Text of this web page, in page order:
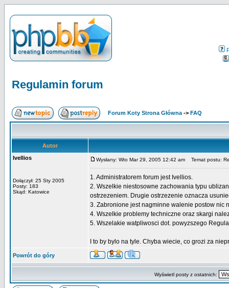
Regulamin forum
Forum Koty Strona Główna -> FAQ
Autor
Ivellios
Dołączył: 25 Sty 2005
Posty: 183
Skąd: Katowice
Wysłany: Wto Mar 29, 2005 12:42 am Temat postu:
1. Administratorem forum jest Ivellios.
2. Wszelkie niestosowne zachowania typu
ostrzezeniem. Drugie ostrzezenie oznacza
3. Zabronione jest nagminne walenie postow nic
4. Wszelkie problemy techniczne oraz skargi
5. Wszelakie watpliwosci dot. powyzszego
I to by bylo na tyle. Chyba wiecie, co grozi za
Powrót do góry
Wyświetl posty z ostatnich: